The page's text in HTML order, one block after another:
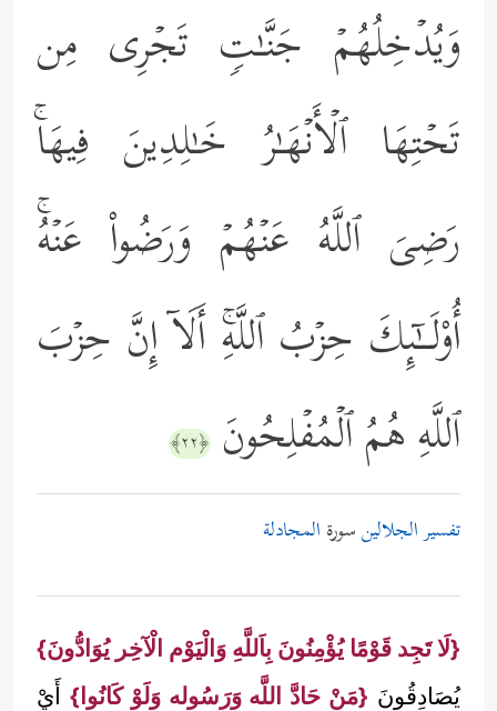
وَیُدۡخِلُهُمۡ جَنَّـٰتࣲ تَجۡرِی مِن
تَحۡتِهَا ٱلۡأَنۡهَـٰرُ خَـٰلِدِینَ فِیهَاۚ
رَضِیَ ٱللَّهُ عَنۡهُمۡ وَرَضُواْ عَنۡهُۚ
أُوْلَــٰۤىِٕكَ حِزۡبُ ٱللَّهِۚ أَلَاۤ إِنَّ حِزۡبَ
ٱللَّهِ هُمُ ٱلۡمُفۡلِحُونَ ﴿٢٢﴾
تفسير الجلالينسورة المجادلة
{لَا تَجِد قَوْمًا يُؤْمِنُونَ بِاَللَّهِ وَالْيَوْم الْآخِر يُوَادُّونَ}
يُصَادِقُونَ {مَنْ حَادَّ اللَّه وَرَسُوله وَلَوْ كَانُوا} أَيْ